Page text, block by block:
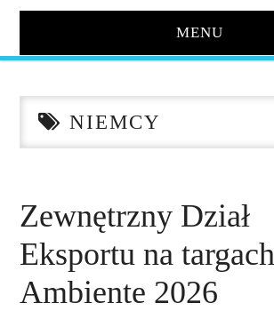
MENU
O NAS
DORADZTWO
NIEMCY
Zewnętrzny Dział
Eksportu na targach
Ambiente 2026